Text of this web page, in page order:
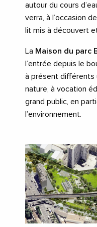
autour du cours
verra, à l’occasion
lit mis à découvert
La Maison du parc
l’entrée depuis le
à présent différents
nature, à vocation
grand public, en
l’environnement.